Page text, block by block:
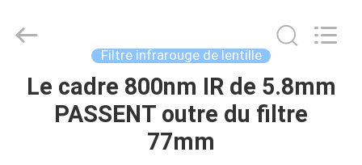
MAISON
Technology
Reserved.
Filtre infrarouge de lentille
Le cadre 800nm IR de 5.8mm
PASSENT outre du filtre
77mm